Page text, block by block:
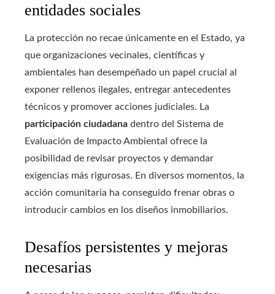
entidades sociales
La protección no recae únicamente en el Estado, ya
que organizaciones vecinales, científicas y
ambientales han desempeñado un papel crucial al
exponer rellenos ilegales, entregar antecedentes
técnicos y promover acciones judiciales. La
participación ciudadana dentro del Sistema de
Evaluación de Impacto Ambiental ofrece la
posibilidad de revisar proyectos y demandar
exigencias más rigurosas. En diversos momentos, la
acción comunitaria ha conseguido frenar obras o
introducir cambios en los diseños inmobiliarios.
Desafíos persistentes y mejoras
necesarias